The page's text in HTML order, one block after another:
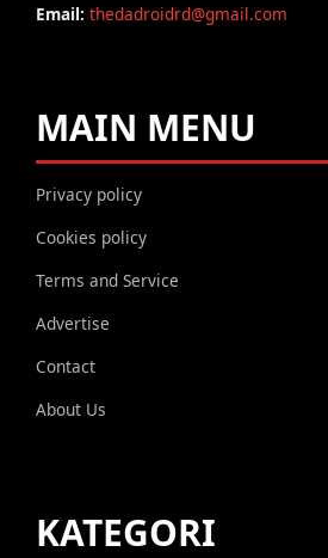
Email: thedadroidrd@gmail.com
MAIN MENU
Privacy policy
Cookies policy
Terms and Service
Advertise
Contact
About Us
KATEGORI